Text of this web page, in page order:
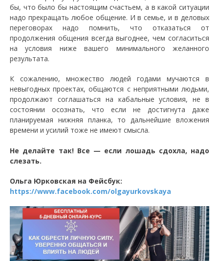
бы, что было бы настоящим счастьем, а в какой ситуации
надо прекращать любое общение. И в семье, и в деловых
переговорах надо помнить, что отказаться от
продолжения общения всегда выгоднее, чем согласиться
на условия ниже вашего минимального желанного
результата.
К сожалению, множество людей годами мучаются в
невыгодных проектах, общаются с неприятными людьми,
продолжают соглашаться на кабальные условия, не в
состоянии осознать, что если не достигнута даже
планируемая нижняя планка, то дальнейшие вложения
времени и усилий тоже не имеют смысла.
Не делайте так! Все — если лошадь сдохла, надо
слезать.
Ольга Юрковская на Фейсбук:
https://www.facebook.com/olgayurkovskaya